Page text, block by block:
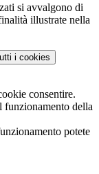
si avvalgono di
illustrate nella
i cookies
consentire.
funzionamento della
potete